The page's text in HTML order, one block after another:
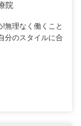
院
無理なく働くこと
分のスタイルに合